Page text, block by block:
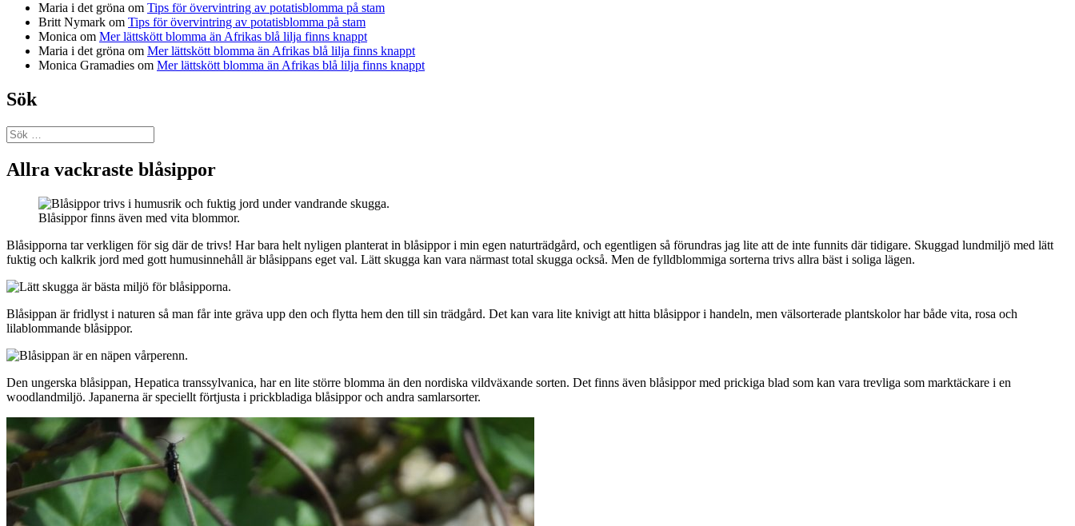
Maria i det gröna om Tips för övervintring av potatisblomma på stam
Britt Nymark om Tips för övervintring av potatisblomma på stam
Monica om Mer lättskött blomma än Afrikas blå lilja finns knappt
Maria i det gröna om Mer lättskött blomma än Afrikas blå lilja finns knappt
Monica Gramadies om Mer lättskött blomma än Afrikas blå lilja finns knappt
Sök
Sök
efter:
Allra vackraste blåsippor
Blåsippor finns även med vita blommor.
Blåsipporna tar verkligen för sig där de trivs! Har bara helt nyligen planterat in blåsippor i min egen naturträdgård, och egentligen så förundras jag lite att de inte funnits där tidigare. Skuggad lundmiljö med lätt
fuktig och kalkrik jord med gott humusinnehåll är blåsippans eget val. Lätt skugga kan vara närmast total skugga också. Men de fylldblommiga sorterna trivs allra bäst i soliga lägen.
Blåsippan är fridlyst i naturen så man får inte gräva upp den och flytta hem den till sin trädgård. Det kan vara lite knivigt att hitta blåsippor i handeln, men välsorterade plantskolor har både vita, rosa och
lilablommande blåsippor.
Den ungerska blåsippan, Hepatica transsylvanica, har en lite större blomma än den nordiska vildväxande sorten. Det finns även blåsippor med prickiga blad som kan vara trevliga som marktäckare i en
woodlandmiljö. Japanerna är speciellt förtjusta i prickbladiga blåsippor och andra samlarsorter.